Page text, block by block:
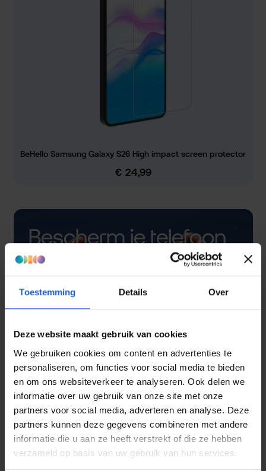
Toestemming Details Over
Deze website maakt gebruik van cookies
We gebruiken cookies om content en advertenties te
personaliseren, om functies voor social media te bieden
en om ons websiteverkeer te analyseren. Ook delen we
informatie over uw gebruik van onze site met onze
partners voor social media, adverteren en analyse. Deze
partners kunnen deze gegevens combineren met andere
informatie die u aan ze heeft verstrekt of die ze hebben
verzameld op basis van uw gebruik van hun services.
BeHello Samsung Galaxy S26 High impact screen protector
Normale prijs:
€ 24,99
Bescherm je telefoon
met een hoesje